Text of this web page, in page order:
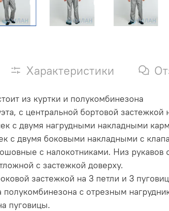
Характеристики
из куртки и полукомбинезона
с центральной бортовой
с двумя нагрудными накладными
с двумя боковыми накладными с
с налокотниками. Низ
с застежкой доверху.
застежкой на 3 петли и 3
полукомбинезона с отрезным
пуговицы.